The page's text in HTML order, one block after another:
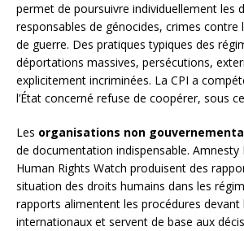
permet de poursuivre individuellement les
responsables de génocides, crimes contre
de guerre. Des pratiques typiques des
déportations massives, persécutions,
explicitement incriminées. La CPI a
l’État concerné refuse de coopérer, sous
Les organisations non
de documentation indispensable.
Human Rights Watch produisent des
situation des droits humains dans les
rapports alimentent les procédures devant
internationaux et servent de base aux